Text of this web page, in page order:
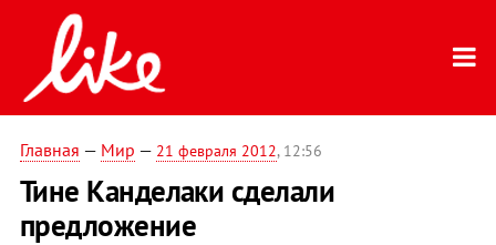
Главная — Мир — 21 февраля 2012, 12:56
Тине Канделаки сделали
предложение